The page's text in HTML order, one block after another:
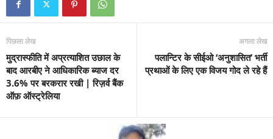
पिछला लेख
मुद्रास्फीति में अप्रत्याशित उछाल के
बाद आरबीए ने आधिकारिक ब्याज दर
3.6% पर बरकरार रखी | रिज़र्व बैंक
ऑफ़ ऑस्ट्रेलिया
अगला लेख
पलान्टिर के सीईओ ‘अनुशासित’ भर्ती
प्रथाओं के लिए एक विजय गोद ले रहे हैं